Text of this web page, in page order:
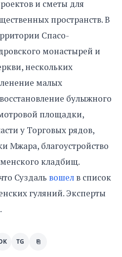
и сметы для
пространств. В
Спасо-
монастырей и
нескольких
малых
булыжного
площадки,
у Торговых рядов,
Мжара, благоустройство
кладбищ.
Суздаль вошел в список
гуляний. Эксперты
TG ⎘